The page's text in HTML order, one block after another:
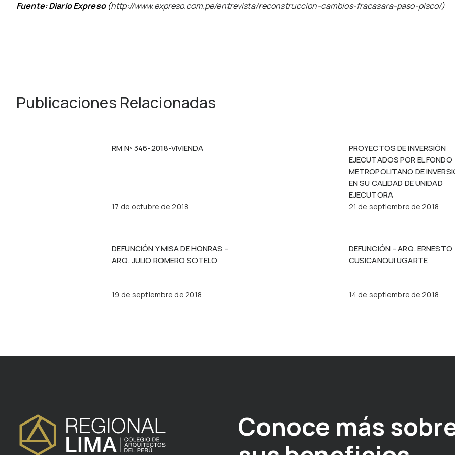
Fuente: Diario Expreso(http://www.expreso.com.pe/entrevista/reconstruccion-cambios-fracasara-paso-pisco/)
Publicaciones Relacionadas
RM Nº 346-2018-VIVIENDA
17 de octubre de 2018
PROYECTOS DE INVERSIÓN
EJECUTADOS POR EL FONDO
METROPOLITANO DE
EN SU CALIDAD DE UNIDAD
EJECUTORA
21 de septiembre de 2018
DEFUNCIÓN Y MISA DE HONRAS –
ARQ. JULIO ROMERO SOTELO
19 de septiembre de 2018
DEFUNCIÓN – ARQ. ERNESTO
CUSICANQUI UGARTE
14 de septiembre de 2018
Conoce más